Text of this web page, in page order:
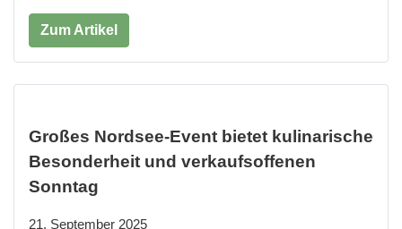
Zum Artikel
Großes Nordsee-Event bietet kulinarische
Besonderheit und verkaufsoffenen
Sonntag
21. September 2025